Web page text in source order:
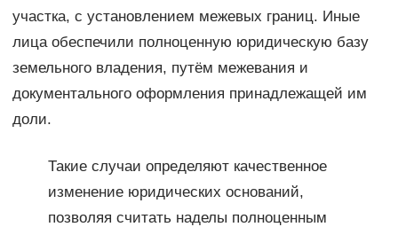
участка, с установлением межевых границ. Иные
лица обеспечили полноценную юридическую базу
земельного владения, путём межевания и
документального оформления принадлежащей им
доли.
Такие случаи определяют качественное
изменение юридических оснований,
позволяя считать наделы полноценным